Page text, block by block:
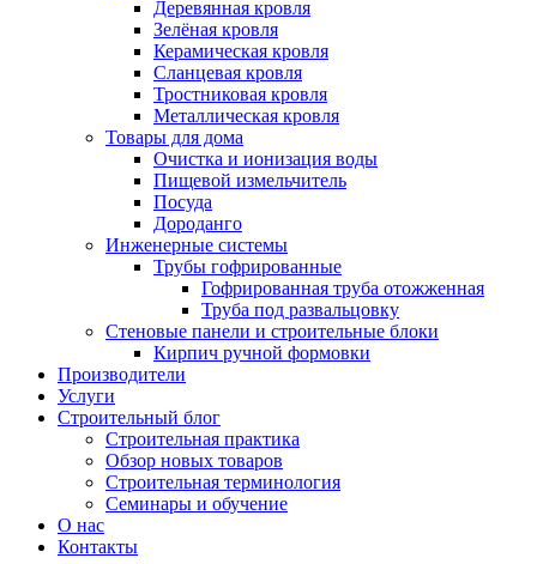
Деревянная кровля
Зелёная кровля
Керамическая кровля
Сланцевая кровля
Тростниковая кровля
Металлическая кровля
Товары для дома
Очистка и ионизация воды
Пищевой измельчитель
Посуда
Дороданго
Инженерные системы
Трубы гофрированные
Гофрированная труба отожженная
Труба под развальцовку
Стеновые панели и строительные блоки
Кирпич ручной формовки
Производители
Услуги
Строительный блог
Строительная практика
Обзор новых товаров
Строительная терминология
Семинары и обучение
О нас
Контакты